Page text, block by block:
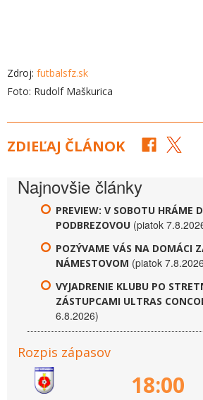
Zdroj: futbalsfz.sk
Foto: Rudolf Maškurica
ZDIEĽAJ ČLÁNOK
Najnovšie články
PREVIEW: V SOBOTU HRÁME
PODBREZOVOU (piatok
POZÝVAME VÁS NA DOMÁCI
NÁMESTOVOM (piatok
VYJADRENIE KLUBU PO
ZÁSTUPCAMI ULTRAS
6.8.2026)
Rozpis zápasov
18:00